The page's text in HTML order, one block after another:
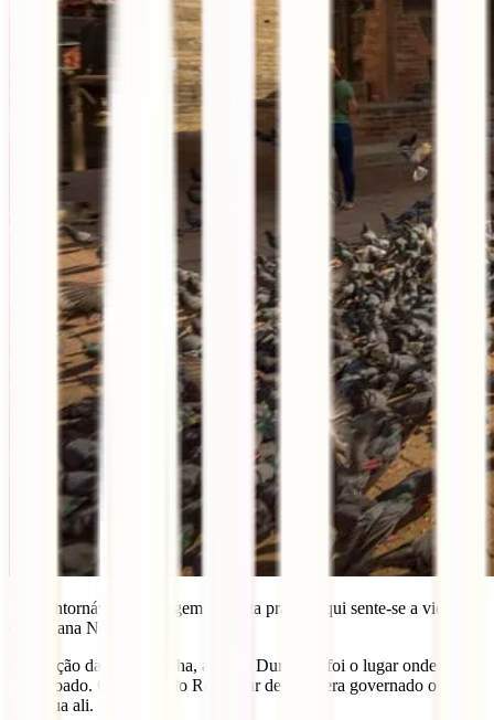
É incontornável a passagem por esta praça. Aqui sente-se a vida
quotidiana Nepalense.
O coração da cidade velha, a praça Durbar já foi o lugar onde o rei
foi coroado. O Palácio do Rei, lugar de onde era governado o país,
continua ali.